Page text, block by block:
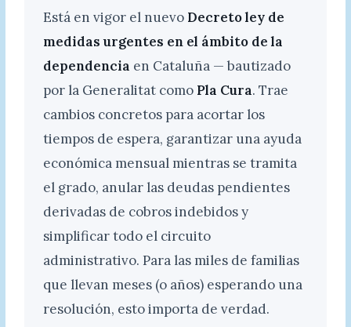
Está en vigor el nuevo Decreto ley de
medidas urgentes en el ámbito de la
dependencia en Cataluña — bautizado
por la Generalitat como Pla Cura. Trae
cambios concretos para acortar los
tiempos de espera, garantizar una ayuda
económica mensual mientras se tramita
el grado, anular las deudas pendientes
derivadas de cobros indebidos y
simplificar todo el circuito
administrativo. Para las miles de familias
que llevan meses (o años) esperando una
resolución, esto importa de verdad.